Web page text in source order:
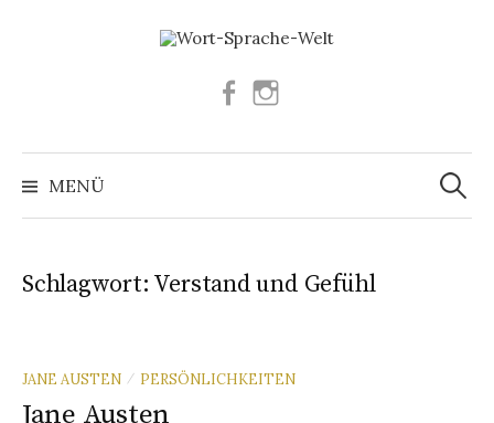
Facebook
MENÜ
Suchen
nach:
Schlagwort: Verstand und Gefühl
JANE AUSTEN / PERSÖNLICHKEITEN
Jane Austen